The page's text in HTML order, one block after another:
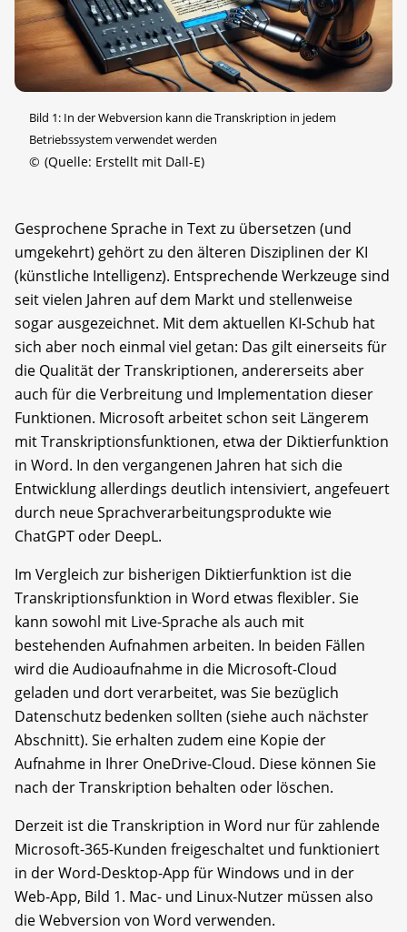
Bild 1: In der Webversion kann die Transkription in jedem
Betriebssystem verwendet werden
© (Quelle: Erstellt mit Dall-E)
Gesprochene Sprache in Text zu übersetzen (und
umgekehrt) gehört zu den älteren Disziplinen der KI
(künstliche Intelligenz). Entsprechende Werkzeuge sind
seit vielen Jahren auf dem Markt und stellenweise
sogar ausgezeichnet. Mit dem aktuellen KI-Schub hat
sich aber noch einmal viel getan: Das gilt einerseits für
die Qualität der Transkriptionen, andererseits aber
auch für die Verbreitung und Implementation dieser
Funktionen. Microsoft arbeitet schon seit Längerem
mit Transkriptionsfunktionen, etwa der Diktierfunktion
in Word. In den vergangenen Jahren hat sich die
Entwicklung allerdings deutlich intensiviert, angefeuert
durch neue Sprachverarbeitungsprodukte wie
ChatGPT oder DeepL.
Im Vergleich zur bisherigen Diktierfunktion ist die
Transkriptionsfunktion in Word etwas flexibler. Sie
kann sowohl mit Live-Sprache als auch mit
bestehenden Aufnahmen arbeiten. In beiden Fällen
wird die Audio­aufnahme in die Microsoft-Cloud
geladen und dort verarbeitet, was Sie bezüglich
Datenschutz bedenken sollten (siehe auch nächster
Abschnitt). Sie erhalten zudem eine Kopie der
Aufnahme in Ihrer OneDrive-Cloud. Diese können Sie
nach der Transkription behalten oder löschen.
Derzeit ist die Transkription in Word nur für zahlende
Microsoft-365-Kunden freigeschaltet und funktioniert
in der Word-Desktop-App für Windows und in der
Web-App, Bild 1. Mac- und Linux-Nutzer müssen also
die Webversion von Word verwenden.